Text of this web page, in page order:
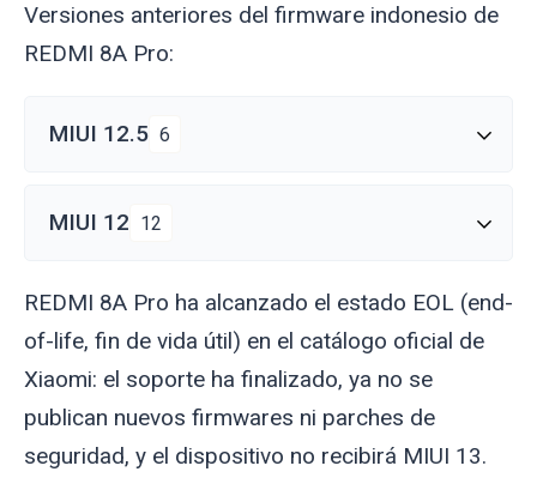
Versiones anteriores del firmware indonesio de
REDMI 8A Pro:
MIUI 12.5 6
MIUI 12 12
REDMI 8A Pro ha alcanzado el estado EOL (end-
of-life, fin de vida útil) en el catálogo oficial de
Xiaomi: el soporte ha finalizado, ya no se
publican nuevos firmwares ni parches de
seguridad, y el dispositivo no recibirá MIUI 13.